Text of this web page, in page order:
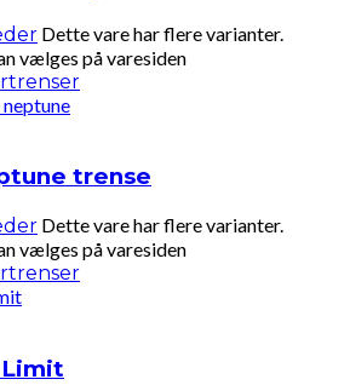
Dette vare har flere varianter.
vælges på varesiden
trenser
trense
Dette vare har flere varianter.
vælges på varesiden
trenser
Limit